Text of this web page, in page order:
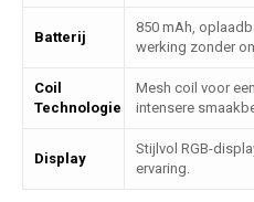
Batterij
850 mAh,
werking zonder
Coil
Technologie
Mesh coil voor
intensere
Display
Stijlvol RGB-
ervaring.